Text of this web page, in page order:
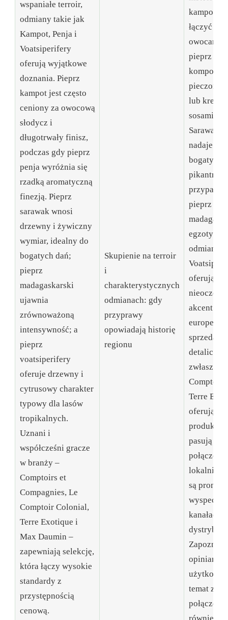
wspaniałe terroir,
odmiany takie jak
Kampot, Penja i
Voatsiperifery
oferują wyjątkowe
doznania. Pieprz
kampot jest często
ceniony za owocową
słodycz i
długotrwały finisz,
podczas gdy pieprz
penja wyróżnia się
rzadką aromatyczną
finezją. Pieprz
sarawak wnosi
drzewny i żywiczny
wymiar, idealny do
bogatych dań;
pieprz
madagaskarski
ujawnia
zrównoważoną
intensywność; a
pieprz
voatsiperifery
oferuje drzewny i
cytrusowy charakter
typowy dla lasów
tropikalnych.
Uznani i
współcześni gracze
w branży –
Comptoirs et
Compagnies, Le
Comptoir Colonial,
Terre Exotique i
Max Daumin –
zapewniają selekcję,
która łączy wysokie
standardy z
przystępnością
cenową.
Skupienie na terroir
i
charakterystycznych
odmianach: gdy
przyprawy
opowiadają historię
regionu
kampot
łączyć z
owocami
pieprz
lub
sosami;
Sarawak
nadaje się
bogatych,
pieprz
odmiany,
oferują
akcent.
europejscy
detaliczni,
zwłaszcza
Comptoir
Terre
oferują
pasują do
połączeń,
lokalni
są
kanałach
opiniami
temat
połączeń